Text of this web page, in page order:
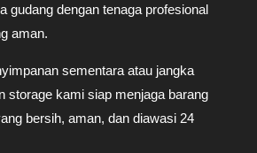
gudang dengan tenaga profesional
aman.
sementara atau jangka
storage kami siap menjaga barang
bersih, aman, dan diawasi 24